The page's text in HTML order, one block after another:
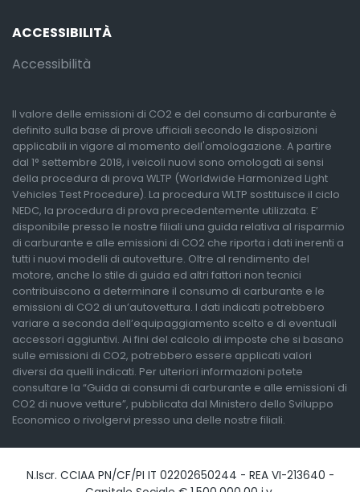
ACCESSIBILITÀ
Accessibilità
Il valore delle emissioni di CO2 e del consumo di carburante è
definito sulla base di prove ufficiali secondo le disposizioni
applicabili in vigore al momento dell'omologazione. A partire
dal 1° settembre 2018, i veicoli nuovi sono omologati ai sensi
della procedura di prova WLTP (Worldwide Harmonized Light
Vehicles Test Procedure). La procedura WLTP sostituisce il ciclo
NEDC, la procedura di prova precedentemente utilizzata. E’
disponibile presso le nostre filiali una guida relativa al risparmio
di carburante e alle emissioni di CO2 che riporta i dati inerenti a
tutti i nuovi modelli di autovetture. Oltre al rendimento del
motore, anche lo stile di guida ed altri fattori non tecnici
contribuiscono a determinare il consumo di carburante e le
emissioni di CO2 di un’autovettura. I dati indicati potrebbero
variare a seconda dell’equipaggiamento scelto e di eventuali
accessori aggiuntivi. Ai fini del calcolo di imposte che si basano
sulle emissioni di CO2, potrebbero essere applicati valori
diversi da quelli indicati. Per ulteriori informazioni potete
consultare la “Guida ai consumi di carburante e alle emissioni di
CO2 di nuove vetture”, pubblicata dal Ministero dello Sviluppo
Economico o rivolgervi presso una delle nostre filiali.
N.Iscr. CCIAA PN/CF/PI IT 02202650244 - REA VI-213640 -